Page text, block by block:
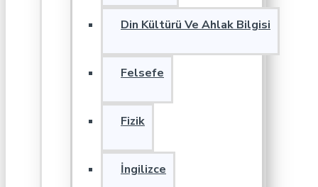
Din Kültürü Ve Ahlak Bilgisi
Felsefe
Fizik
İngilizce